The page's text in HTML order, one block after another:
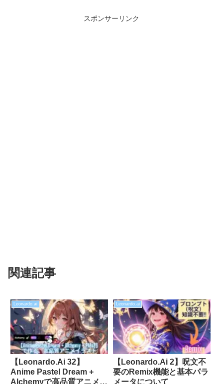
スポンサーリンク
関連記事
Leonardo.ai
【Leonardo.Ai 32】
Anime Pastel Dream +
Alchemyで高品質アニメイ
Leonardo.ai
【Leonardo.Ai 2】呪文不
要のRemix機能と基本パラ
メータについて